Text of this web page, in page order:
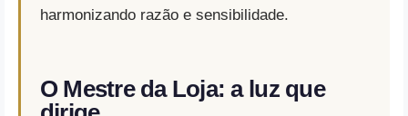
harmonizando razão e sensibilidade.
O Mestre da Loja: a luz que